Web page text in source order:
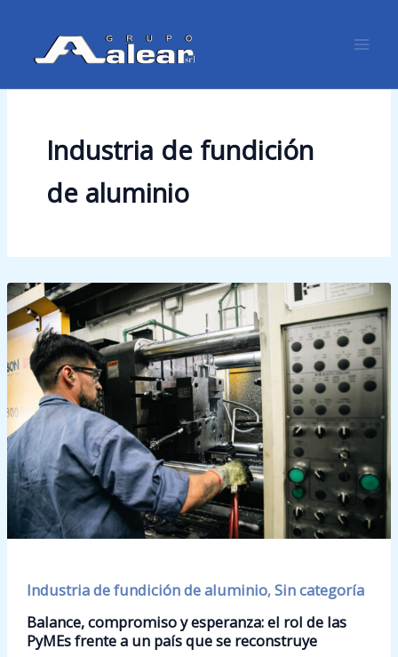
contenido
Industria de fundición
de aluminio
Industria de fundición de aluminio, Sin categoría
Balance, compromiso y esperanza: el rol de las
PyMEs frente a un país que se reconstruye